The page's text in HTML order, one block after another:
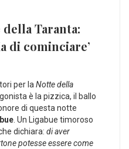
Taranta:
di cominciare’
per la Notte della
è la pizzica, il ballo
di questa notte
. Un Ligabue timoroso
dichiara: di aver
potesse essere come